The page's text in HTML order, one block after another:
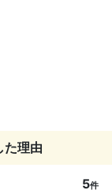
た理由
5件